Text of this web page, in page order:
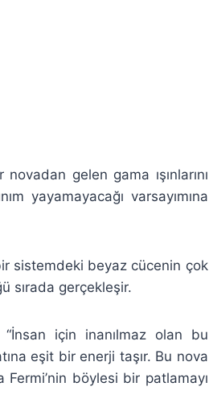
gelen gama ışınlarını
yayamayacağı varsayımına
sistemdeki beyaz cücenin çok
sırada gerçekleşir.
“İnsan için inanılmaz olan bu
eşit bir enerji taşır. Bu nova
böylesi bir patlamayı